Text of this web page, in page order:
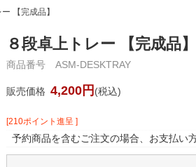
【完成品】
８段卓上トレー 【完成品】
商品番号 ASM-DESKTRAY
販売価格 4,200円 (税込)
[210ポイント進呈 ]
予約商品を含むご注文の場合、お支払い